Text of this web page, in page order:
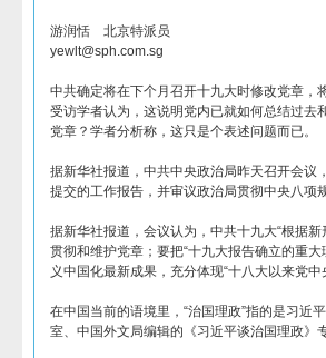
游润恬 北京特派员
yewlt@sph.com.sg
中共确定将在下个月召开十九大时修改党章，
受访学者认为，这说明党内已就如何总结过去
党章？学者分析称，这只是个表述问题而已。
据新华社报道，中共中央政治局昨天召开会议
提交的工作报告，并审议政治局贯彻中央八项
据新华社报道，会议认为，中共十九大“根据
贯彻和维护党章；要把“十九大报告确立的重
义中国化最新成果，充分体现“十八大以来党
在中国当前的语境里，“治国理政”指的是习近
室、中国外文局编辑的《习近平谈治国理政》